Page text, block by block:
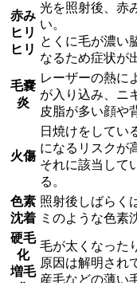
赤み
ヒリ
ヒリ
光を照射後、赤
い。
とくに毛が濃い
なるため症状が
毛嚢
炎
レーザーの熱に
が入り込み、ニ
皮脂が多い顔や
火傷
日焼けをしてい
になるリスクが
それに該当して
る。
色素
沈着
照射後しばらく
ミのような色素
硬毛
化
増毛
毛が太くなった
原因は解明され
産毛などの薄い